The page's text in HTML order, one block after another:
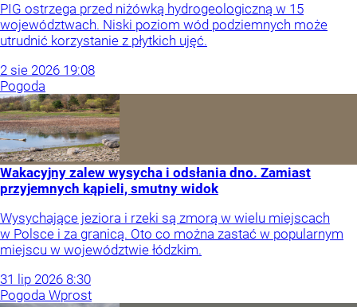
PIG ostrzega przed niżówką hydrogeologiczną w 15
województwach. Niski poziom wód podziemnych może
utrudnić korzystanie z płytkich ujęć.
2 sie 2026 19:08
Pogoda
Wakacyjny zalew wysycha i odsłania dno. Zamiast
przyjemnych kąpieli, smutny widok
Wysychające jeziora i rzeki są zmorą w wielu miejscach
w Polsce i za granicą. Oto co można zastać w popularnym
miejscu w województwie łódzkim.
31 lip 2026 8:30
Pogoda Wprost